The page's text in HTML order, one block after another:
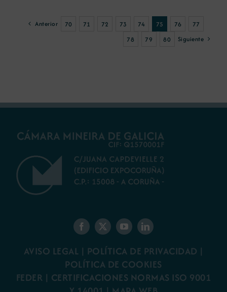
Anterior 70 71 72 73 74 75 76
77
78
79 80 Siguiente
AVISO LEGAL | POLÍTICA DE PRIVACIDAD |
POLÍTICA DE COOKIES
FEDER | CERTIFICACIONES NORMAS ISO 9001